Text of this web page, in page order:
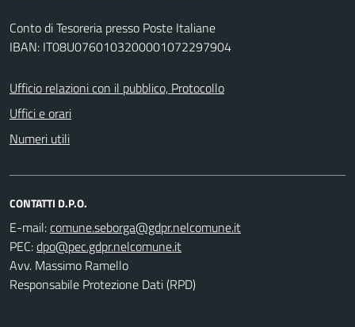
Conto di Tesoreria presso Poste Italiane
IBAN: IT08U0760103200001072297904
Ufficio relazioni con il pubblico, Protocollo
Uffici e orari
Numeri utili
CONTATTI D.P.O.
E-mail:
PEC:
Avv. Massimo Ramello
Responsabile Protezione Dati (RPD)